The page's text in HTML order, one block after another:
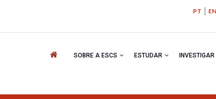
PT EN
SOBRE A ESCS ESTUDAR INVESTIGAR